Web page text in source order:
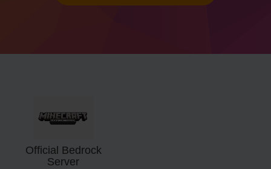
Official Bedrock
Server